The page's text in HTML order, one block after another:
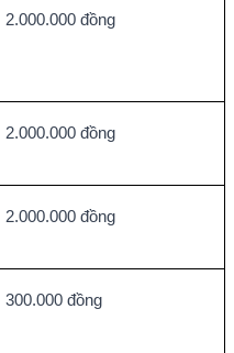
2.000.000 đồng
2.000.000 đồng
2.000.000 đồng
300.000 đồng